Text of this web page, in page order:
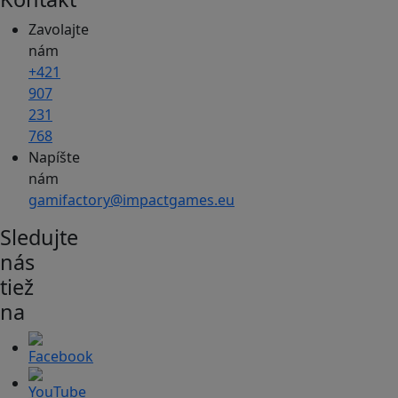
Zavolajte
nám
+421
907
231
768
Napíšte
nám
gamifactory@impactgames.eu
Sledujte
nás
tiež
na